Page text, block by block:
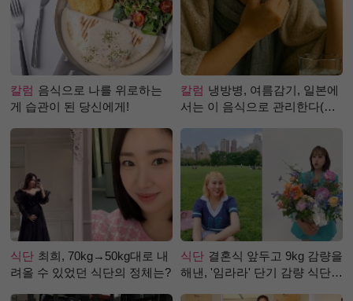
칼럼 음식으로 나를 위로하는
게 습관이 된 당신에게!
칼럼 냉방병, 여름감기, 일본에
서는 이 음식으로 관리한다(생
식단 최희, 70kg→50kg대로 내
려올 수 있었던 식단의 정체는?
식단 결혼식 앞두고 9kg 감량을
해낸, '임라라' 단기 감량 식단